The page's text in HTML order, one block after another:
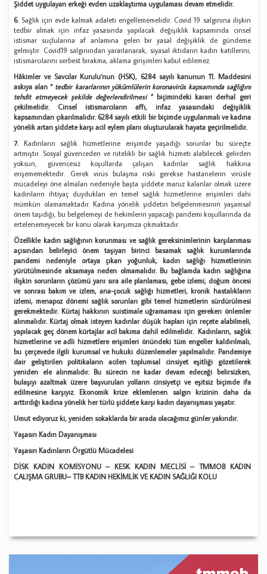
Şiddet uygulayan erkeği evden uzaklaştırma uygulaması devam etmelidir.
6. Sağlık için evde kalmak adaleti engellememelidir. Covid 19 salgınına ilişkin
tedbir almak için infaz yasasında yapılacak değişiklik kapsamında cinsel
istismar suçlularına af anlamına gelen bir yasal değişiklik de gündeme
gelmiştir. Covid19 salgınından yararlanarak, siyasal iktidarın kadın katillerini,
istismarcılarını serbest bırakma, aklama girişimleri kabul edilemez.
Hâkimler ve Savcılar Kurulu’nun (HSK), 6284 sayılı kanunun 11. Maddesini
askıya alan “ tedbir kararlarının yükümlülerin koronavirüs kapsamında sağlığını
tehdit etmeyecek şekilde değerlendirilmesi ” biçimindeki kararı derhal geri
çekilmelidir. Cinsel istismarcıların affı, infaz yasasındaki değişiklik
kapsamından çıkarılmalıdır. 6284 sayılı etkili bir biçimde uygulanmalı ve kadına
yönelik artan şiddete karşı acil eylem planı oluşturularak hayata geçirilmelidir.
7. Kadınların sağlık hizmetlerine erişimde yaşadığı sorunlar bu süreçte
artmıştır. Sosyal güvenceden ve nitelikli bir sağlık hizmeti alabilecek gelirden
yoksun, güvencesiz koşullarda çalışan kadınlar sağlık hakkına
erişememektedir. Gerek virüs bulaşma riski gerekse hastanelerin virüsle
mücadeleyi öne almaları nedeniyle başta şiddete maruz kalanlar olmak üzere
kadınların ihtiyaç duydukları en temel sağlık hizmetlerine erişimleri dahi
mümkün olamamaktadır. Kadına yönelik şiddetin belgelenmesinin yaşamsal
önem taşıdığı, bu belgelemeyi de hekimlerin yapacağı pandemi koşullarında da
ertelenemeyecek bir konu olarak karşımıza çıkmaktadır.
Özellikle kadın sağlığının korunması ve sağlık gereksinimlerinin karşılanması
açısından belirleyici önem taşıyan birinci basamak sağlık kurumlarında
pandemi nedeniyle ortaya çıkan yoğunluk, kadın sağlığı hizmetlerinin
yürütülmesinde aksamaya neden olmamalıdır. Bu bağlamda kadın sağlığına
ilişkin sorunların çözümü yanı sıra aile planlaması, gebe izlemi, doğum öncesi
ve sonrası bakım ve izlem, ana-çocuk sağlığı hizmetleri, kronik hastalıkların
izlemi, menapoz dönemi sağlık sorunları gibi temel hizmetlerin sürdürülmesi
gerekmektedir. Kürtaj hakkının suistimale uğramaması için gereken önlemler
alınmalıdır. Kürtaj olmak isteyen kadınlar düşük hapları için reçete alabilmeli,
yapılacak geç dönem kürtajlar acil bakıma dahil edilmelidir. Kadınların, sağlık
hizmetlerine ve adli hizmetlere erişimleri önündeki tüm engeller kaldırılmalı,
bu çerçevede ilgili kurumsal ve hukuki düzenlemeler yapılmalıdır. Pandemiye
dair geliştirilen politikaların acilen toplumsal cinsiyet eşitliği gözetilerek
yeniden ele alınmalıdır. Bu sürecin ne kadar devam edeceği belirsizken,
bulaşıyı azaltmak üzere başvurulan yolların cinsiyetçi ve eşitsiz biçimde ifa
edilmesine karşıyız. Ekonomik krize eklemlenen salgın krizinin daha da
arttırdığı kadına yönelik her türlü şiddete karşı kadın dayanışması yaşatır.
Umut ediyoruz ki, yeniden sokaklarda bir arada olacağımız günler yakındır.
Yaşasın Kadın Dayanışması
Yaşasın Kadınların Örgütlü Mücadelesi
DİSK KADIN KOMİSYONU – KESK KADIN MECLİSİ – TMMOB KADIN
ÇALIŞMA GRUBU– TTB KADIN HEKİMLİK VE KADIN SAĞLIĞI KOLU